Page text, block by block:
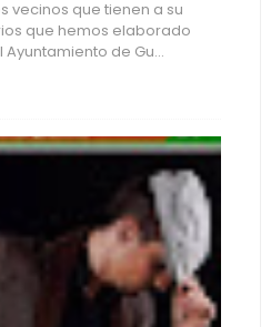
vecinos que tienen a su
que hemos elaborado
de Gu...